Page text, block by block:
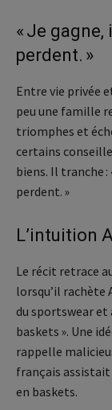
« Je
perdent. »
Entre vie privée
peu une famille
triomphes et
certains
biens. Il tranche :
perdent. »
L’intuition
Le récit retrace
lorsqu’il rachète
du sportswear et
baskets ». Une
rappelle
français assistait
en baskets.